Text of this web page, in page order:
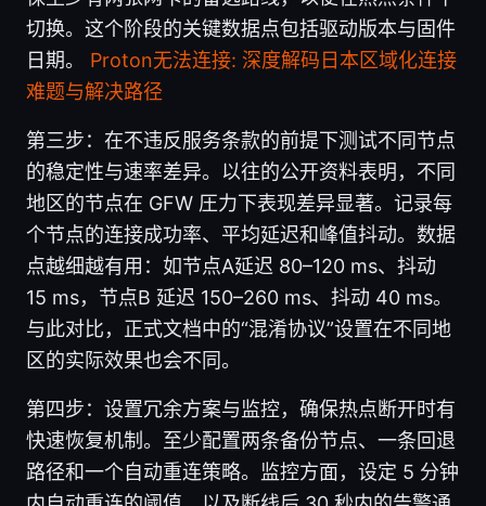
切换。这个阶段的关键数据点包括驱动版本与固件
日期。 Proton无法连接: 深度解码日本区域化连接
难题与解决路径
第三步：在不违反服务条款的前提下测试不同节点
的稳定性与速率差异。以往的公开资料表明，不同
地区的节点在 GFW 圧力下表现差异显著。记录每
个节点的连接成功率、平均延迟和峰值抖动。数据
点越细越有用：如节点A延迟 80–120 ms、抖动
15 ms，节点B 延迟 150–260 ms、抖动 40 ms。
与此对比，正式文档中的“混淆协议”设置在不同地
区的实际效果也会不同。
第四步：设置冗余方案与监控，确保热点断开时有
快速恢复机制。至少配置两条备份节点、一条回退
路径和一个自动重连策略。监控方面，设定 5 分钟